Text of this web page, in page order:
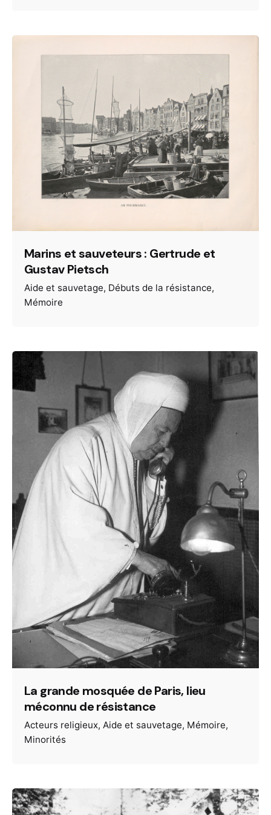
Marins et sauveteurs : Gertrude et
Gustav Pietsch
Aide et sauvetage Débuts de la résistance
Mémoire
La grande mosquée de Paris, lieu
méconnu de résistance
Acteurs religieux Aide et sauvetage Mémoire
Minorités